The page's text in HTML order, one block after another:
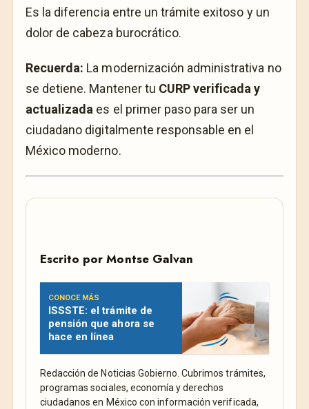
Es la diferencia entre un trámite exitoso y un
dolor de cabeza burocrático.
Recuerda: La modernización administrativa no
se detiene. Mantener tu CURP verificada y
actualizada es el primer paso para ser un
ciudadano digitalmente responsable en el
México moderno.
Escrito porMontse Galvan
CONOCE MÁS
ISSSTE: el trámite de
pensión que ahora se
hace en línea
Redacción de Noticias Gobierno. Cubrimos trámites,
programas sociales, economía y derechos
ciudadanos en México con información verificada,